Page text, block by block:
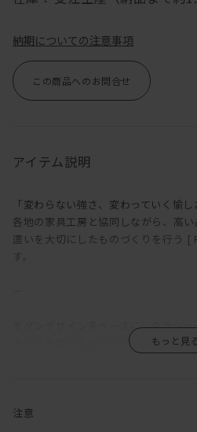
納期についての注意事項
この商品へのお問合せ
アイテム説明
「変わらない強さ、変わっていく愉
各地の家具工房と協同しながら、高
遣いを大切にしたものづくりを行う [
す。
モダンデザインをベースに、クラシ
センスを取り入れたソファ。シンプ
計。各部にシャープさをもたせること
注意